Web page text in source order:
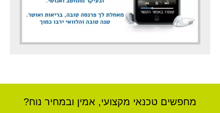
מחפשים טכנאי מקצועי, אמין ובמחיר נוח?